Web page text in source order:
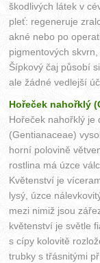
škodlivých látek v
pleť: regeneruje
akné nebo po
pigmentových
Šípkový čaj působí
ale žádné vedlejší
Hořeček nahořklý
Hořeček nahořklý je
(Gentianaceae)
horní polovině
rostlina má úzce
Květenství je
lysý, úzce
mezi nimiž jsou
květenství je světle
s cípy kolovitě
trubky s třásnitými